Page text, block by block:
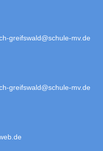
greifswald@schule-mv.de
greifswald@schule-mv.de